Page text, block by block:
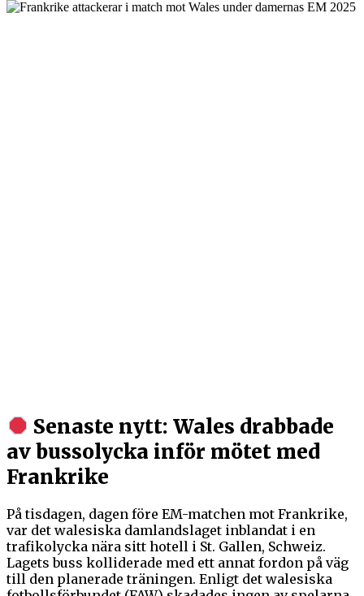
Senaste nytt: Wales drabbade
av bussolycka inför mötet med
Frankrike
På tisdagen, dagen före EM-matchen mot Frankrike,
var det walesiska damlandslaget inblandat i en
trafikolycka nära sitt hotell i St. Gallen, Schweiz.
Lagets buss kolliderade med ett annat fordon på väg
till den planerade träningen. Enligt det walesiska